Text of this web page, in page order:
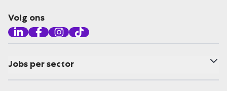
Volg ons
Jobs per sector